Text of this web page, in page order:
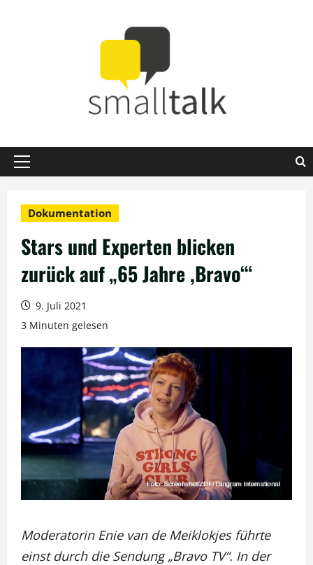
Primäres
Dokumentation
Stars und Experten blicken
zurück auf „65 Jahre ,Bravo‘“
9. Juli 2021
3 Minuten gelesen
Moderatorin Enie van de Meiklokjes führte
einst durch die Sendung „Bravo TV“. In der